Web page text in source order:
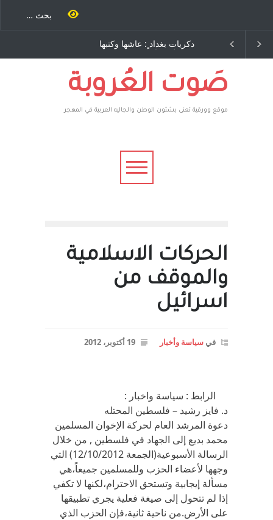
الاستيطان ومسلسل الخداع
المستمر - قلم : راسم عبيدات
دكريات بغداد ٍ: عاشها وكتبها
:وليد رباح – نيوجرسي –
الولايات المتحدة الامريكية
صَوت العُروبة
موقع وورقية تعنى بشئون الوطن والجاليه العربية في المهجر
الحركات الاسلامية
والموقف من
اسرائيل
في سياسة وأخبار 19 أكتوبر، 2012
الرابط : سياسة واخبار :
د. فايز رشيد – فلسطين المحتله
دعوة المرشد العام لحركة الإخوان المسلمين
محمد بديع إلى الجهاد في فلسطين , من خلال
الرسالة الأسبوعية(الجمعة 12/10/2012) التي
وجهها لأعضاء الحزب وللمسلمين جميعاً،هي
مسألة إيجابية وتستحق الاحترام،لكنها لا تكفي
إذا لم تتحول إلى صيغة فعلية يجري تطبيقها
على الأرض.من ناحية ثانية،فإن الحزب الذي